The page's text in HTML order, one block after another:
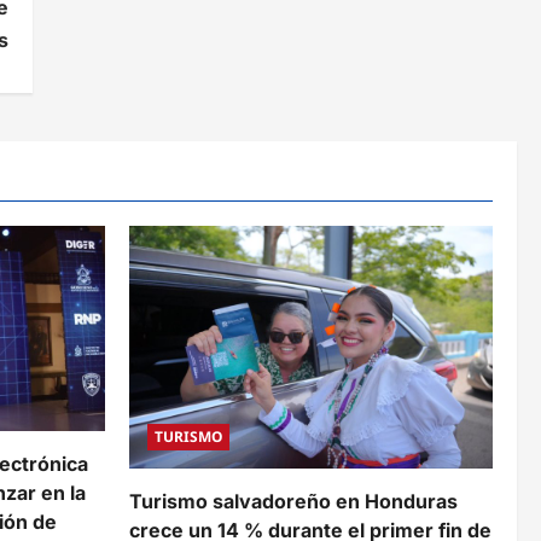
en la
de
TURISMO
Turismo salvadoreño en Honduras
crece un 14 % durante el primer fin de